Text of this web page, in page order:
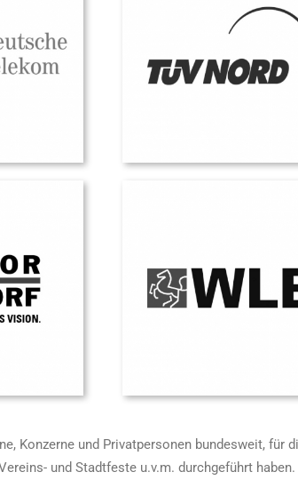
Konzerne und Privatpersonen bundesweit, für
und Stadtfeste u.v.m. durchgeführt haben.